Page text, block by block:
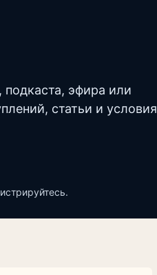
эфира или
статьи и условия